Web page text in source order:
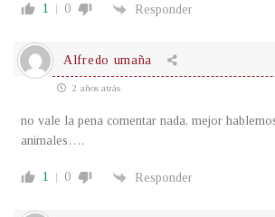
1 0 Responder
Alfredo umaña
2 años atrás
no vale la pena comentar nada, mejor
animales….
1 0 Responder